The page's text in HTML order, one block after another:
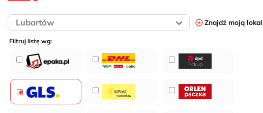
Znajdź moją
Filtruj listę wg: